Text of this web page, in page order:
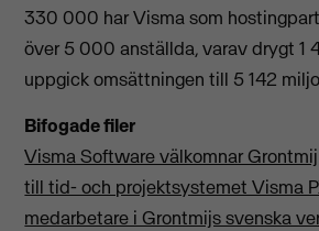
330 000 har Visma som
över 5 000 anställda, varav drygt 1
uppgick omsättningen till 5 142
Bifogade filer
Visma Software välkomnar
till tid- och projektsystemet Visma
medarbetare i Grontmijs svenska